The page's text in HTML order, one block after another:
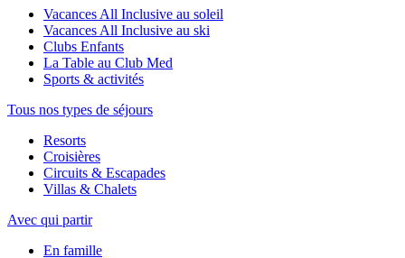
Vacances All Inclusive au soleil
Vacances All Inclusive au ski
Clubs Enfants
La Table au Club Med
Sports & activités
Tous nos types de séjours
Resorts
Croisières
Circuits & Escapades
Villas & Chalets
Avec qui partir
En famille